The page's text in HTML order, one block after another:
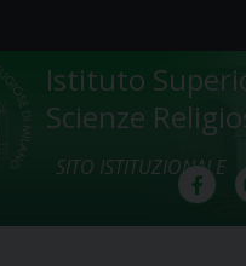
Istituto
Scienze
SITO ISTITUZIONALE